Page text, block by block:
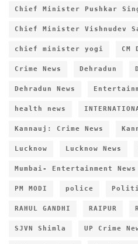
Chief Minister Pushkar
Chief Minister Vishnudev
chief minister yogi CM
Crime News Dehradun
Dehradun News
health news
Kannauj: Crime News
Lucknow Lucknow News
Mumbai- Entertainment News
PM MODI police
RAHUL GANDHI RAIPUR
SJVN Shimla UP Crime